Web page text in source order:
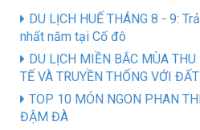
DU LỊCH HUẾ THÁNG 8 - 9:
nhất năm tại Cố đô
DU LỊCH MIỀN BẮC MÙA
TẾ VÀ TRUYỀN THỐNG VỚI
TOP 10 MÓN NGON PHAN
ĐẬM ĐÀ